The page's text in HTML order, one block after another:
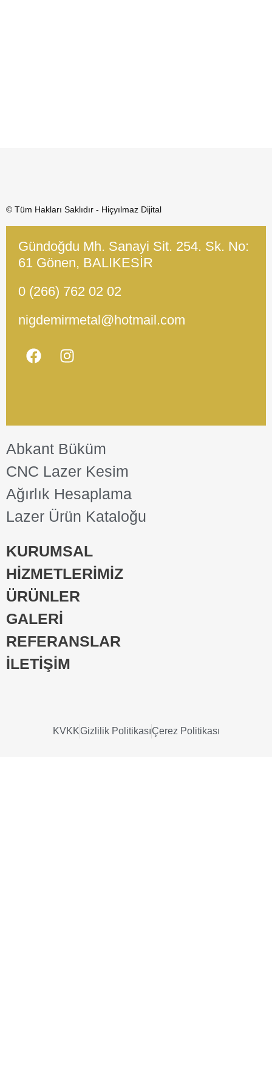
© Tüm Hakları Saklıdır - Hiçyılmaz Dijital
Gündoğdu Mh. Sanayi Sit. 254. Sk. No:
61 Gönen, BALIKESİR
0 (266) 762 02 02
nigdemirmetal@hotmail.com
Abkant Büküm
CNC Lazer Kesim
Ağırlık Hesaplama
Lazer Ürün Kataloğu
KURUMSAL
HİZMETLERİMİZ
ÜRÜNLER
GALERİ
REFERANSLAR
İLETİŞİM
KVKKGizlilik PolitikasıÇerez Politikası